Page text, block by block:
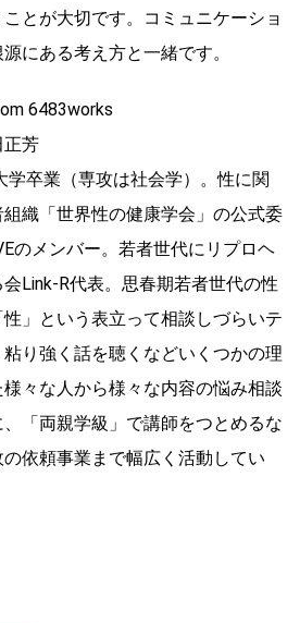
とが大切です。コミュニケーショ
にある考え方と一緒です。
6483works
正芳
学卒業（専攻は社会学）。性に関
織「世界性の健康学会」の公式委
のメンバー。若者世代にリプロヘ
Link-R代表。思春期若者世代の性
」という表立って相談しづらいテ
り強く話を聴くなどいくつかの理
々な人から様々な内容の悩み相談
「両親学級」で講師をつとめるな
依頼事業まで幅広く活動してい